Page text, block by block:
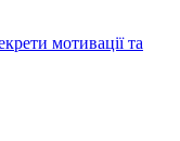
мотивації та